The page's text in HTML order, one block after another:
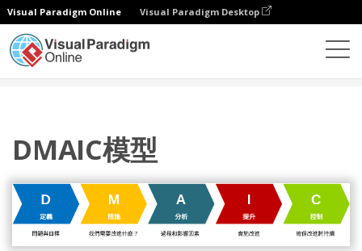
Visual Paradigm Online Visual Paradigm Desktop
DMAIC模型